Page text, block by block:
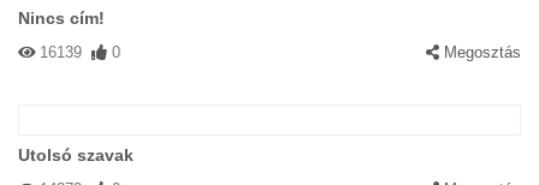
Nincs cím!
16139 0 Megosztás
Utolsó szavak